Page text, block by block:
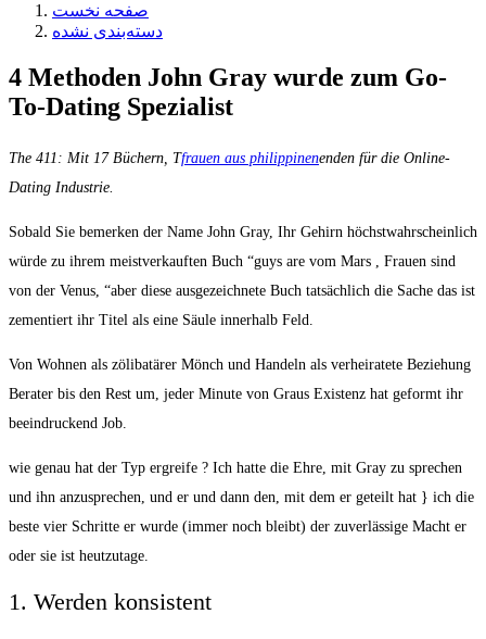
صفحه نخست
دسته‌بندی نشده
4 Methoden John Gray wurde zum Go-
To-Dating Spezialist
The 411: Mit 17 Büchern, Tfrauen aus philippinenenden für die Online-
Dating Industrie.
Sobald Sie bemerken der Name John Gray, Ihr Gehirn höchstwahrscheinlich
würde zu ihrem meistverkauften Buch “guys are vom Mars , Frauen sind
von der Venus, “aber diese ausgezeichnete Buch tatsächlich die Sache das ist
zementiert ihr Titel als eine Säule innerhalb Feld.
Von Wohnen als zölibatärer Mönch und Handeln als verheiratete Beziehung
Berater bis den Rest um, jeder Minute von Graus Existenz hat geformt ihr
beeindruckend Job.
wie genau hat der Typ ergreife ? Ich hatte die Ehre, mit Gray zu sprechen
und ihn anzusprechen, und er und dann den, mit dem er geteilt hat } ich die
beste vier Schritte er wurde (immer noch bleibt) der zuverlässige Macht er
oder sie ist heutzutage.
1. Werden konsistent